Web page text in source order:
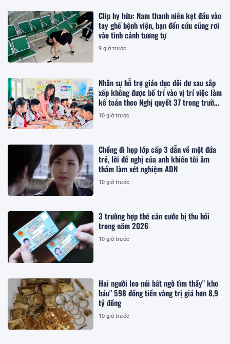
Clip hy hữu: Nam thanh niên kẹt đầu vào
tay ghế bệnh viện, bạn đến cứu cũng rơi
vào tình cảnh tương tự
9 giờ trước
Nhân sự hỗ trợ giáo dục dôi dư sau sắp
xếp không được bố trí vào vị trí việc làm
kế toán theo Nghị quyết 37 trong trường
hợp nào?
10 giờ trước
Chồng đi họp lớp cấp 3 dẫn về một đứa
trẻ, lời đề nghị của anh khiến tôi âm
thầm làm xét nghiệm ADN
10 giờ trước
3 trường hợp thẻ căn cước bị thu hồi
trong năm 2026
10 giờ trước
Hai người leo núi bất ngờ tìm thấy" kho
báu" 598 đồng tiền vàng trị giá hơn 8,9
tỷ đồng
10 giờ trước